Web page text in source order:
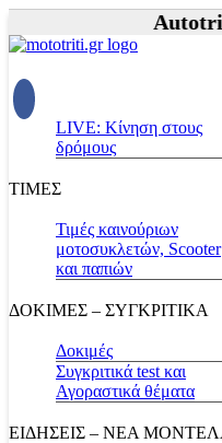
LIVE: Κίνηση στους
δρόμους
ΤΙΜΕΣ
Τιμές καινούριων
μοτοσυκλετών, Scooter
και παπιών
ΔΟΚΙΜΕΣ – ΣΥΓΚΡΙΤΙΚΑ
Δοκιμές
Συγκριτικά test και
Αγοραστικά θέματα
ΕΙΔΗΣΕΙΣ – ΝΕΑ